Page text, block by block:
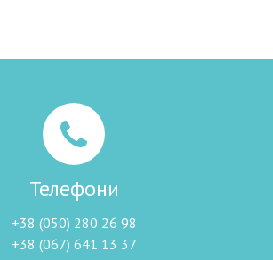
Телефони
+38 (050) 280 26 98
+38 (067) 641 13 37